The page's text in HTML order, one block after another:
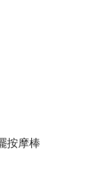
按摩棒